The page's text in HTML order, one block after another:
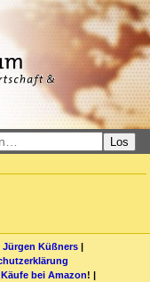
Los
Jürgen Küßners |
Käufe bei Amazon! |